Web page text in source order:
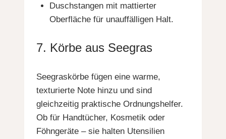
Duschstangen mit mattierter
Oberfläche für unauffälligen Halt.
7. Körbe aus Seegras
Seegraskörbe fügen eine warme,
texturierte Note hinzu und sind
gleichzeitig praktische Ordnungshelfer.
Ob für Handtücher, Kosmetik oder
Föhngeräte – sie halten Utensilien